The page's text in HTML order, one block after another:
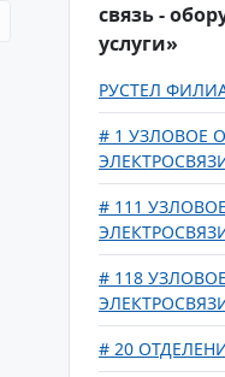
связь -
услуги»
РУСТЕЛ
# 1 УЗЛОВОЕ
# 111
# 118
# 20